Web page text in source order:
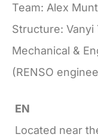
Team: Alex
Structure: Vanyi
Mechanical &
(RENSO
EN
Located near